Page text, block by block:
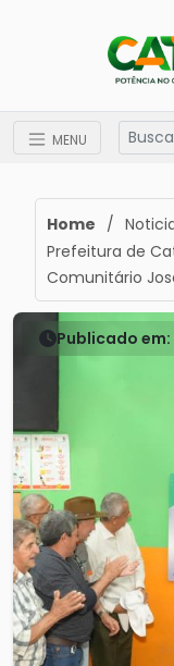
MENU
Home /
Prefeitura de
Comunitário
Publicado